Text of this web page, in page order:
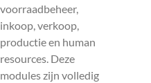
voorraadbeheer,
inkoop, verkoop,
productie en human
resources. Deze
modules zijn volledig